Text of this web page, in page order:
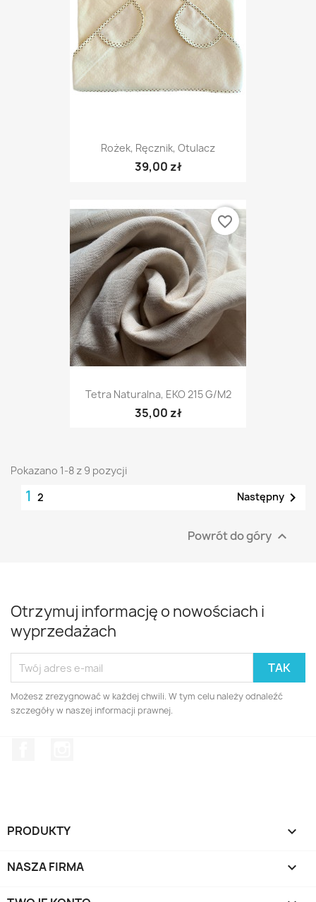
Rożek, Ręcznik, Otulacz
39,00 zł
Tetra Naturalna, EKO 215 G/m2
35,00 zł
favorite_border
Pokazano 1-8 z 9 pozycji
1 2 Następny 
Powrót do góry 
Otrzymuj informację o nowościach i
wyprzedażach
Możesz zrezygnować w każdej chwili. W tym celu należy odnaleźć
szczegóły w naszej informacji prawnej.
PRODUKTY 
NASZA FIRMA 